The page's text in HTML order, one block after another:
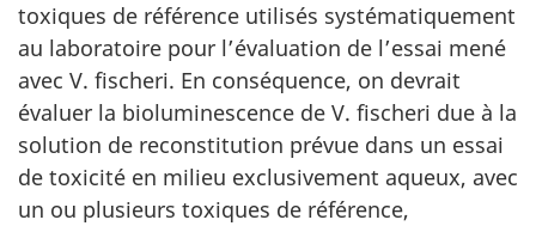
toxiques de référence utilisés systématiquement
au laboratoire pour l’évaluation de l’essai mené
avec V. fischeri. En conséquence, on devrait
évaluer la bioluminescence de V. fischeri due à la
solution de reconstitution prévue dans un essai
de toxicité en milieu exclusivement aqueux, avec
un ou plusieurs toxiques de référence,